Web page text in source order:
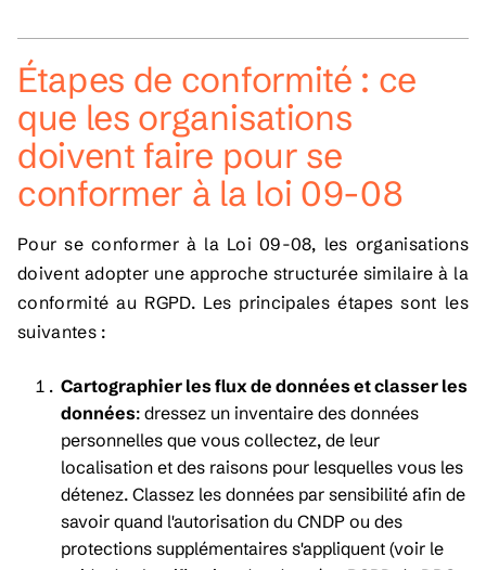
Étapes de conformité : ce
que les organisations
doivent faire pour se
conformer à la loi 09-08
Pour se conformer à la Loi 09-08, les organisations
doivent adopter une approche structurée similaire à la
conformité au RGPD. Les principales étapes sont les
suivantes :
Cartographier les flux de données et classer les
données: dressez un inventaire des données
personnelles que vous collectez, de leur
localisation et des raisons pour lesquelles vous les
détenez. Classez les données par sensibilité afin de
savoir quand l'autorisation du CNDP ou des
protections supplémentaires s'appliquent (voir le